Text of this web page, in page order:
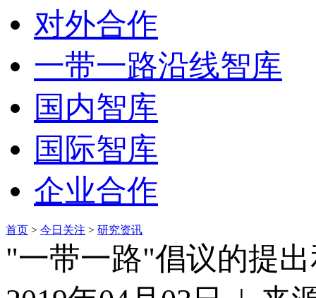
对外合作
一带一路沿线智库
国内智库
国际智库
企业合作
首页 > 今日关注 > 研究资讯
"一带一路"倡议的提